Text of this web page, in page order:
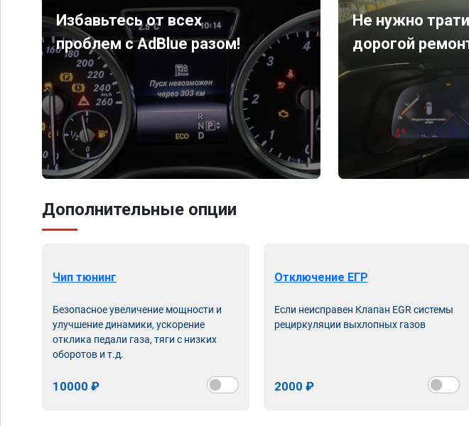
Избавьтесь от всех
проблем с AdBlue разом!
Не нужно
дорогой
Дополнительные опции
Чип тюнинг
Безопасное увеличение мощности и
улучшение динамики, ускорение
отклика педали газа, тяги с низких
оборотов и т.д.
10000 ₽
Отключение ЕГР
Если неисправен Клапан EGR системы
рециркуляции выхлопных газов
2000 ₽